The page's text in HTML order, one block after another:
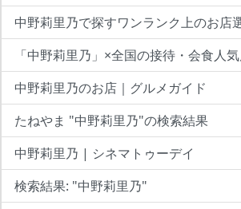
中野莉里乃で探すワンランク上のお
「中野莉里乃」×全国の接待・会食人
中野莉里乃のお店｜グルメガイド
たねやま "中野莉里乃"の検索結果
中野莉里乃 | シネマトゥーデイ
検索結果: "中野莉里乃"